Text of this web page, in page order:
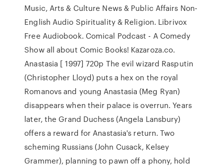
Music, Arts & Culture News & Public Affairs Non-
English Audio Spirituality & Religion. Librivox
Free Audiobook. Comical Podcast - A Comedy
Show all about Comic Books! Kazaroza.co.
Anastasia [ 1997] 720p The evil wizard Rasputin
(Christopher Lloyd) puts a hex on the royal
Romanovs and young Anastasia (Meg Ryan)
disappears when their palace is overrun. Years
later, the Grand Duchess (Angela Lansbury)
offers a reward for Anastasia's return. Two
scheming Russians (John Cusack, Kelsey
Grammer), planning to pawn off a phony, hold